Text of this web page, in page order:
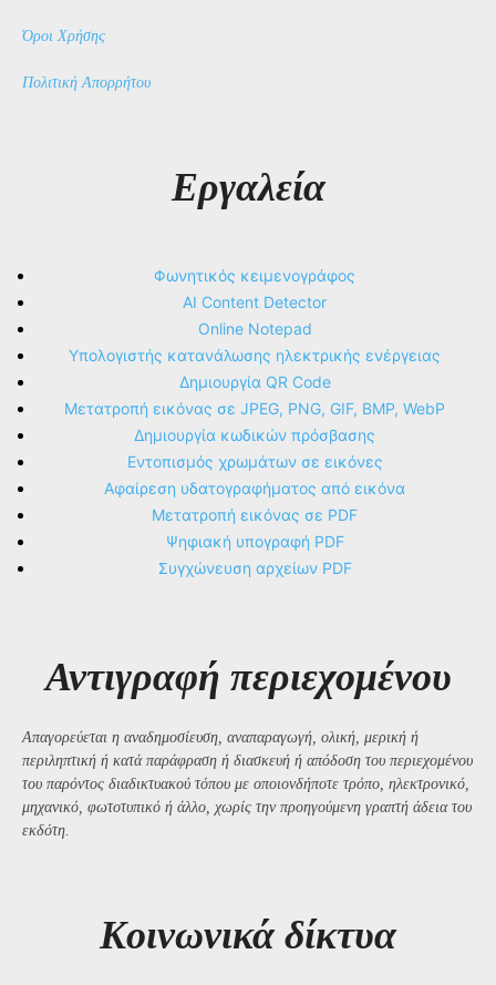
Όροι Χρήσης
Πολιτική Απορρήτου
Εργαλεία
Φωνητικός κειμενογράφος
AI Content Detector
Online Notepad
Υπολογιστής κατανάλωσης ηλεκτρικής ενέργειας
Δημιουργία QR Code
Μετατροπή εικόνας σε JPEG, PNG, GIF, BMP, WebP
Δημιουργία κωδικών πρόσβασης
Εντοπισμός χρωμάτων σε εικόνες
Αφαίρεση υδατογραφήματος από εικόνα
Μετατροπή εικόνας σε PDF
Ψηφιακή υπογραφή PDF
Συγχώνευση αρχείων PDF
Αντιγραφή περιεχομένου
Απαγορεύεται η αναδημοσίευση, αναπαραγωγή, ολική, μερική ή
περιληπτική ή κατά παράφραση ή διασκευή ή απόδοση του περιεχομένου
του παρόντος διαδικτυακού τόπου με οποιονδήποτε τρόπο, ηλεκτρονικό,
μηχανικό, φωτοτυπικό ή άλλο, χωρίς την προηγούμενη γραπτή άδεια του
εκδότη.
Kοινωνικά δίκτυα